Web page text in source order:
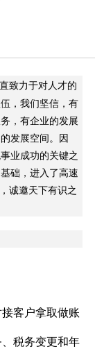
致力于对人才的
，我们坚信，有
，有企业的发展
发展空间。因
业成功的关键之
础，进入了高速
诚邀天下有识之
客户拿取做账
税务变更和年